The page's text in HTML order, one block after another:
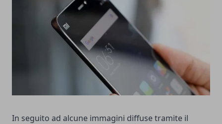
In seguito ad alcune immagini diffuse tramite il